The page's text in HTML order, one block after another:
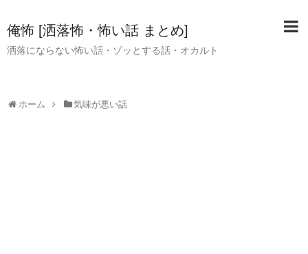
俺怖 [洒落怖・怖い話 まとめ]
洒落にならない怖い話・ゾッとする話・オカルト
ホーム 気味が悪い話